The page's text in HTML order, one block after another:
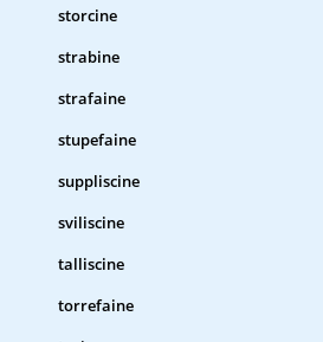
storcine
strabine
strafaine
stupefaine
suppliscine
sviliscine
talliscine
torrefaine